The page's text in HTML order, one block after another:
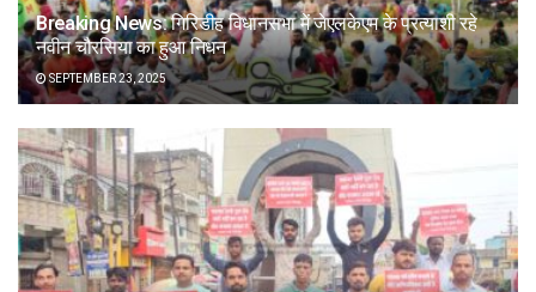
Breaking News: गिरिडीह विधानसभा में जेएलकेएम के प्रत्याशी रहे
नवीन चौरसिया का हुआ निधन
SEPTEMBER 23, 2025